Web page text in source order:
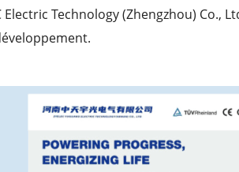
Electric Technology (Zhengzhou)